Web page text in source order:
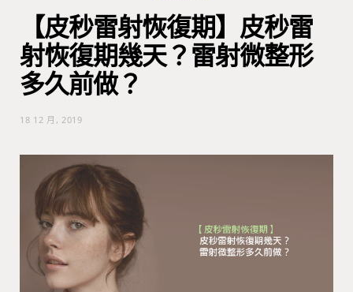
【皮秒雷射恢復期】皮秒雷
射恢復期幾天？雷射微整形
多久前做？
18 12 月, 2019